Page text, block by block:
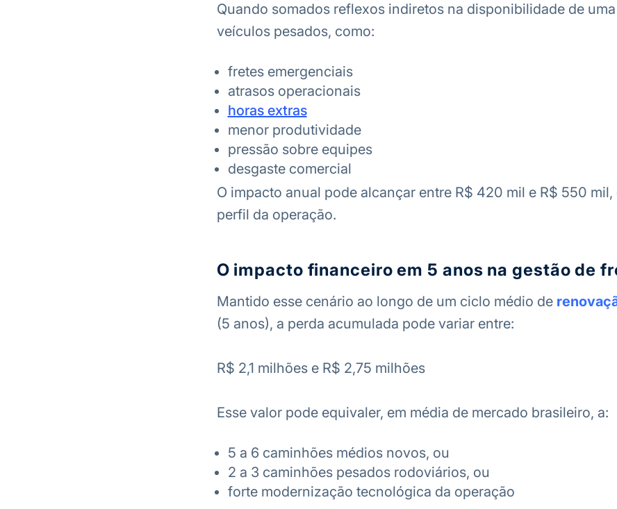
Quando somados reflexos indiretos na disponibilidade de
veículos pesados, como:
fretes emergenciais
atrasos operacionais
horas extras
menor produtividade
pressão sobre equipes
desgaste comercial
O impacto anual pode alcançar entre R$ 420 mil e R$ 550
perfil da operação.
O impacto financeiro em 5 anos na gestão de
Mantido esse cenário ao longo de um ciclo médio de
(5 anos), a perda acumulada pode variar entre:
R$ 2,1 milhões e R$ 2,75 milhões
Esse valor pode equivaler, em média de mercado brasileiro, a:
5 a 6 caminhões médios novos, ou
2 a 3 caminhões pesados rodoviários, ou
forte modernização tecnológica da operação